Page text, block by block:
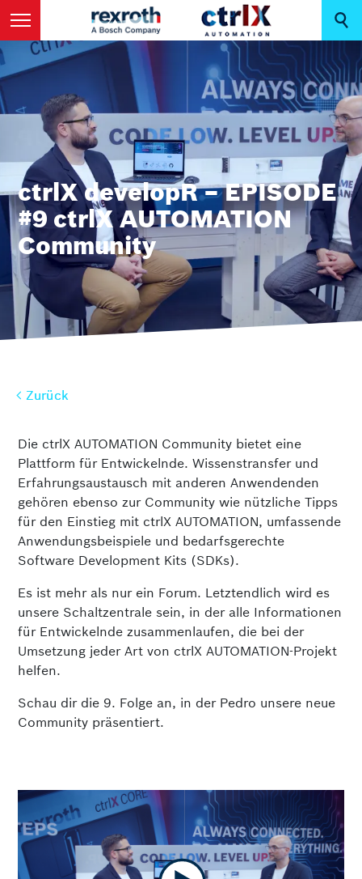
Zurück
ctrlX developR – EPISODE
#9 ctrlX AUTOMATION
Community
Die ctrlX AUTOMATION Community bietet eine
Plattform für Entwickelnde. Wissenstransfer und
Erfahrungsaustausch mit anderen Anwendenden
gehören ebenso zur Community wie nützliche Tipps
für den Einstieg mit ctrlX AUTOMATION, umfassende
Anwendungsbeispiele und bedarfsgerechte
Software Development Kits (SDKs).
Es ist mehr als nur ein Forum. Letztendlich wird es
unsere Schaltzentrale sein, in der alle Informationen
für Entwickelnde zusammenlaufen, die bei der
Umsetzung jeder Art von ctrlX AUTOMATION-Projekt
helfen.
Schau dir die 9. Folge an, in der Pedro unsere neue
Community präsentiert.
Zurück